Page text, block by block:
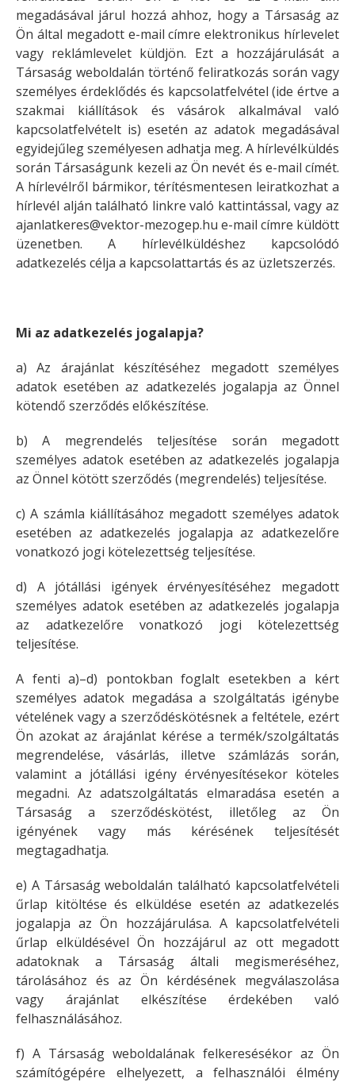
megadásával járul hozzá ahhoz, hogy a Társaság az
Ön által megadott e-mail címre elektronikus hírlevelet
vagy reklámlevelet küldjön. Ezt a hozzájárulását a
Társaság weboldalán történő feliratkozás során vagy
személyes érdeklődés és kapcsolatfelvétel (ide értve a
szakmai kiállítások és vásárok alkalmával való
kapcsolatfelvételt is) esetén az adatok megadásával
egyidejűleg személyesen adhatja meg. A hírlevélküldés
során Társaságunk kezeli az Ön nevét és e-mail címét.
A hírlevélről bármikor, térítésmentesen leiratkozhat a
hírlevél alján található linkre való kattintással, vagy az
ajanlatkeres@vektor-mezogep.hu e-mail címre küldött
üzenetben. A hírlevélküldéshez kapcsolódó
adatkezelés célja a kapcsolattartás és az üzletszerzés.
Mi az adatkezelés jogalapja?
a) Az árajánlat készítéséhez megadott személyes
adatok esetében az adatkezelés jogalapja az Önnel
kötendő szerződés előkészítése.
b) A megrendelés teljesítése során megadott
személyes adatok esetében az adatkezelés jogalapja
az Önnel kötött szerződés (megrendelés) teljesítése.
c) A számla kiállításához megadott személyes adatok
esetében az adatkezelés jogalapja az adatkezelőre
vonatkozó jogi kötelezettség teljesítése.
d) A jótállási igények érvényesítéséhez megadott
személyes adatok esetében az adatkezelés jogalapja
az adatkezelőre vonatkozó jogi kötelezettség
teljesítése.
A fenti a)–d) pontokban foglalt esetekben a kért
személyes adatok megadása a szolgáltatás igénybe
vételének vagy a szerződéskötésnek a feltétele, ezért
Ön azokat az árajánlat kérése a termék/szolgáltatás
megrendelése, vásárlás, illetve számlázás során,
valamint a jótállási igény érvényesítésekor köteles
megadni. Az adatszolgáltatás elmaradása esetén a
Társaság a szerződéskötést, illetőleg az Ön
igényének vagy más kérésének teljesítését
megtagadhatja.
e) A Társaság weboldalán található kapcsolatfelvételi
űrlap kitöltése és elküldése esetén az adatkezelés
jogalapja az Ön hozzájárulása. A kapcsolatfelvételi
űrlap elküldésével Ön hozzájárul az ott megadott
adatoknak a Társaság általi megismeréséhez,
tárolásához és az Ön kérdésének megválaszolása
vagy árajánlat elkészítése érdekében való
felhasználásához.
f) A Társaság weboldalának felkeresésékor az Ön
számítógépére elhelyezett, a felhasználói élmény